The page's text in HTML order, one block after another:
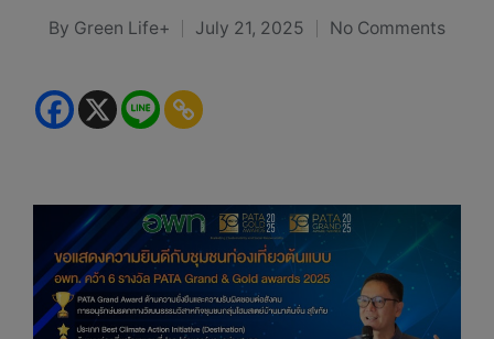
Posted
By Green Life+ July 21, 2025 No Comments